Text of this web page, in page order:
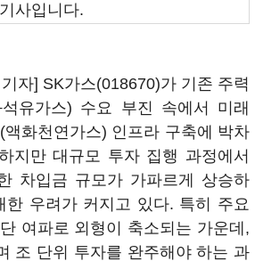
사입니다.
자] SK가스(018670)가 기존 주력
유가스) 수요 부진 속에서 미래
화천연가스) 인프라 구축에 박차
지만 대규모 투자 집행 과정에서
차입금 규모가 가파르게 상승하
한 우려가 커지고 있다. 특히 주요
여파로 외형이 축소되는 가운데,
조 단위 투자를 완주해야 하는 과